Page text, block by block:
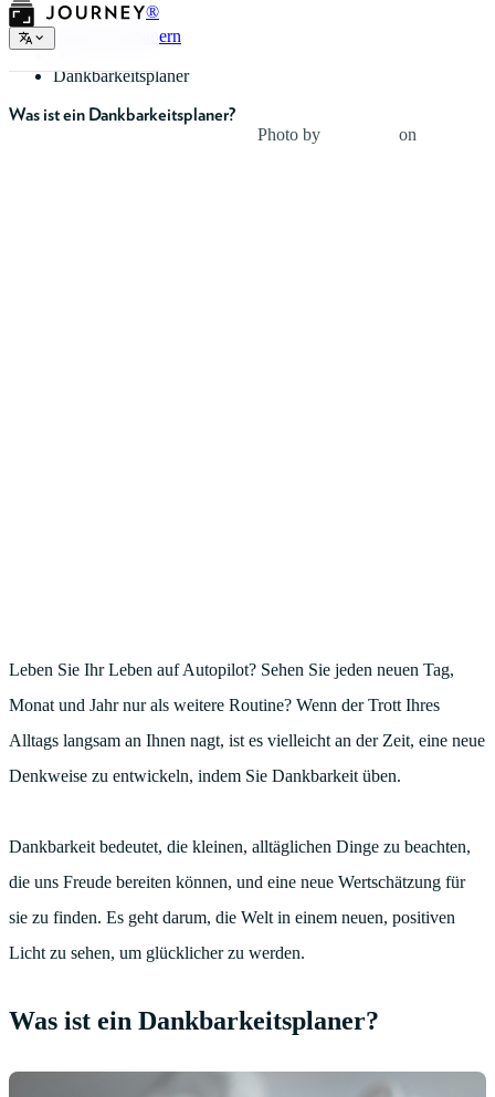
®
Arten von Planern
Dankbarkeitsplaner
Was ist ein Dankbarkeitsplaner?
Photo by on
Leben Sie Ihr Leben auf Autopilot? Sehen Sie jeden neuen Tag,
Monat und Jahr nur als weitere Routine? Wenn der Trott Ihres
Alltags langsam an Ihnen nagt, ist es vielleicht an der Zeit, eine neue
Denkweise zu entwickeln, indem Sie Dankbarkeit üben.
Dankbarkeit bedeutet, die kleinen, alltäglichen Dinge zu beachten,
die uns Freude bereiten können, und eine neue Wertschätzung für
sie zu finden. Es geht darum, die Welt in einem neuen, positiven
Licht zu sehen, um glücklicher zu werden.
Was ist ein Dankbarkeitsplaner?